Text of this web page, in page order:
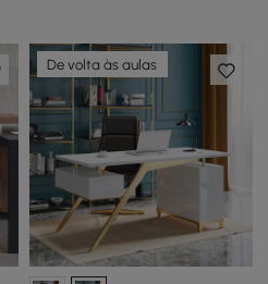
De volta às aulas